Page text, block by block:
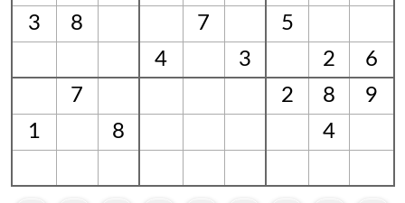
3
8 7
5
4
3 2
6
7
2 8
9
1
8 4